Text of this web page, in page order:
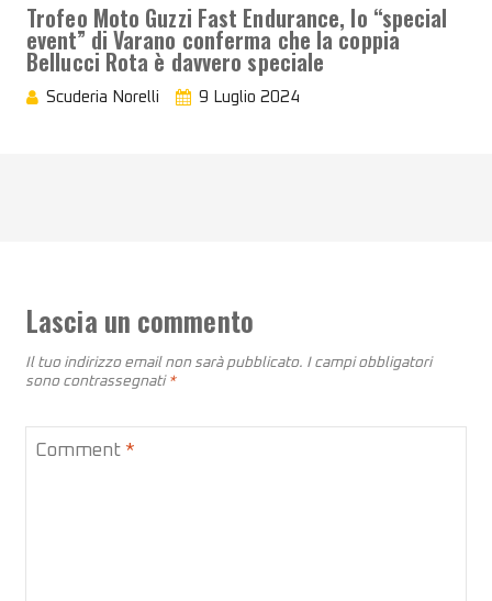
Trofeo Moto Guzzi Fast Endurance, lo “special
event” di Varano conferma che la coppia
Bellucci Rota è davvero speciale
Scuderia Norelli 9 Luglio 2024
Lascia un commento
Il tuo indirizzo email non sarà pubblicato. I campi obbligatori
sono contrassegnati *
Comment *